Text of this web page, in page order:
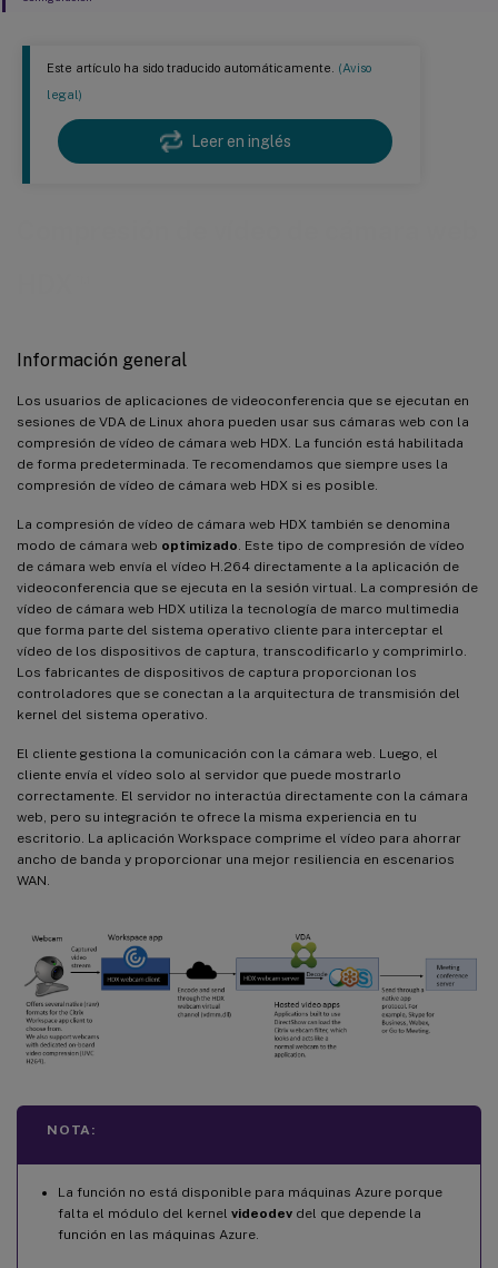
Este artículo ha sido traducido automáticamente. (Aviso
legal)
Leer en inglés
Información general
Los usuarios de aplicaciones de videoconferencia que se ejecutan en
sesiones de VDA de Linux ahora pueden usar sus cámaras web con la
compresión de vídeo de cámara web HDX. La función está habilitada
de forma predeterminada. Te recomendamos que siempre uses la
compresión de vídeo de cámara web HDX si es posible.
La compresión de vídeo de cámara web HDX también se denomina
modo de cámara web optimizado . Este tipo de compresión de vídeo
de cámara web envía el vídeo H.264 directamente a la aplicación de
videoconferencia que se ejecuta en la sesión virtual. La compresión de
vídeo de cámara web HDX utiliza la tecnología de marco multimedia
que forma parte del sistema operativo cliente para interceptar el
vídeo de los dispositivos de captura, transcodificarlo y comprimirlo.
Los fabricantes de dispositivos de captura proporcionan los
controladores que se conectan a la arquitectura de transmisión del
kernel del sistema operativo.
El cliente gestiona la comunicación con la cámara web. Luego, el
cliente envía el vídeo solo al servidor que puede mostrarlo
correctamente. El servidor no interactúa directamente con la cámara
web, pero su integración te ofrece la misma experiencia en tu
escritorio. La aplicación Workspace comprime el vídeo para ahorrar
ancho de banda y proporcionar una mejor resiliencia en escenarios
WAN.
NOTA:
La función no está disponible para máquinas Azure porque
falta el módulo del kernel videodev del que depende la
función en las máquinas Azure.